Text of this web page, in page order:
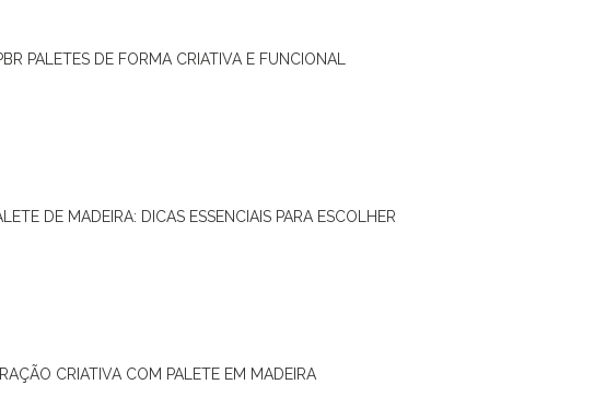
PALETES DE FORMA CRIATIVA E FUNCIONAL
DE MADEIRA: DICAS ESSENCIAIS PARA ESCOLHER
CRIATIVA COM PALETE EM MADEIRA